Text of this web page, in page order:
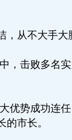
从不大手大
击败多名实
势成功连任
市长。